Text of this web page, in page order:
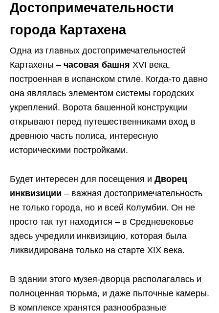
Достопримечательности
города Картахена
Одна из главных достопримечательностей
Картахены – часовая башня XVI века,
построенная в испанском стиле. Когда-то давно
она являлась элементом системы городских
укреплений. Ворота башенной конструкции
открывают перед путешественниками вход в
древнюю часть полиса, интересную
историческими постройками.
Будет интересен для посещения и Дворец
инквизиции – важная достопримечательность
не только города, но и всей Колумбии. Он не
просто так тут находится – в Средневековье
здесь учредили инквизицию, которая была
ликвидирована только на старте XIX века.
В здании этого музея-дворца располагалась и
полноценная тюрьма, и даже пыточные камеры.
В комплексе хранятся разнообразные